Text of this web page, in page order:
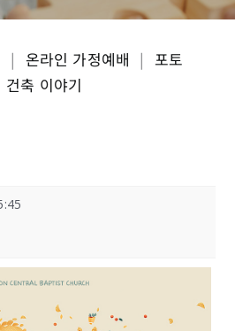
| 온라인 가정예배 | 포토
건축 이야기